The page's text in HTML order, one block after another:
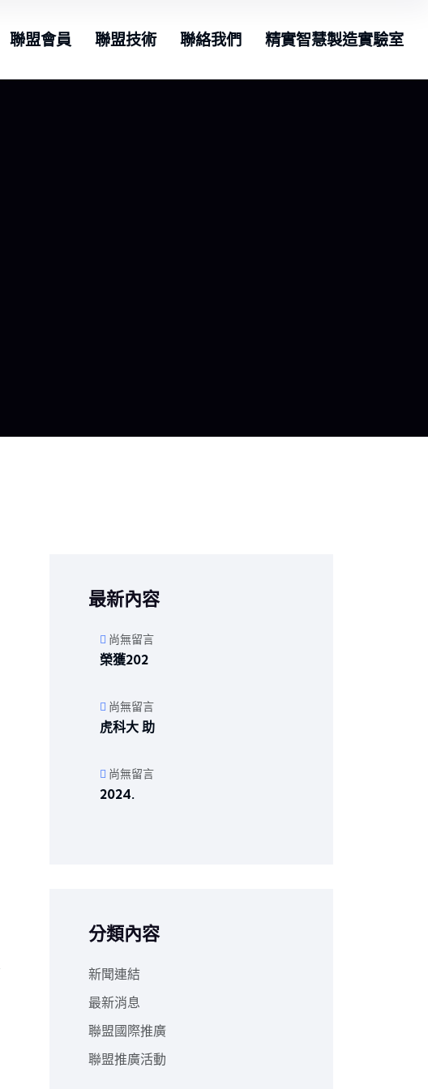
聯盟會員 聯盟技術 聯絡我們 精實智慧製造實驗室
最新內容
尚無留言
榮獲202
尚無留言
虎科大 助
尚無留言
2024.
分類內容
新聞連結
最新消息
聯盟國際推廣
聯盟推廣活動